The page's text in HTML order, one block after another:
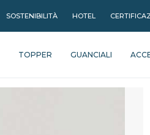
SOSTENIBILITÀ HOTEL
TOPPER GUANCIALI